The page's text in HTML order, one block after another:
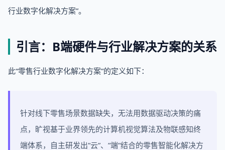
行业数字化解决方案”。
引言：B端硬件与行业解决方案的关系
此“零售行业数字化解决方案”的定义如下：
针对线下零售场景数据缺失，无法用数据驱动决策的痛
点，旷视基于业界领先的计算机视觉算法及物联感知终
端体系，自主研发出”云”、”端”结合的零售智能化解决方